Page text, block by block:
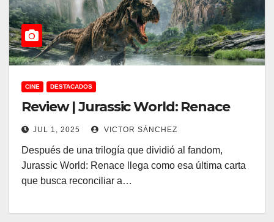
CINE DESTACADOS
Review | Jurassic World: Renace
JUL 1, 2025 VICTOR SÁNCHEZ
Después de una trilogía que dividió al fandom,
Jurassic World: Renace llega como esa última carta
que busca reconciliar a…